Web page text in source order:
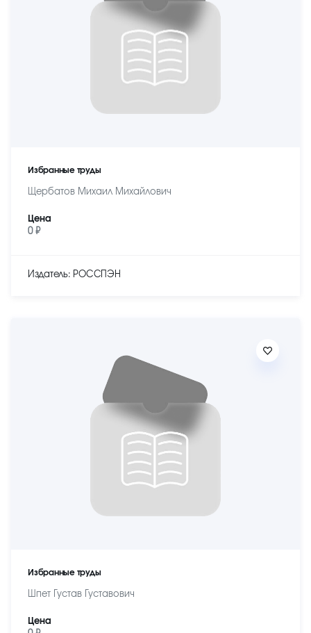
Избранные труды
Щербатов Михаил Михайлович
Цена
0 ₽
Издатель: РОССПЭН
Избранные труды
Шпет Густав Густавович
Цена